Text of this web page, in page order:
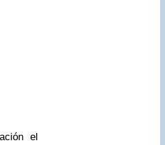
el